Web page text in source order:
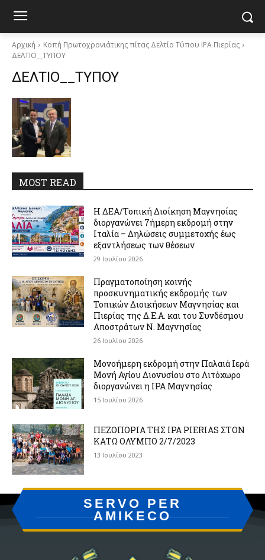
Αρχική
Κοπή Πρωτοχρονιάτικης πίτας Δελτίο Τύπου IPA Πιερίας
ΔΕΛΤΙΟ__ΤΥΠΟΥ
ΔΕΛΤΙΟ__ΤΥΠΟΥ
MOST READ
Η ΔΕΑ/Τοπική Διοίκηση Μαγνησίας
διοργανώνει 7ήμερη εκδρομή στην
Ιταλία – Δηλώσεις συμμετοχής έως
εξαντλήσεως των θέσεων
29 Ιουλίου 2026
Πραγματοποίηση κοινής
προσκυνηματικής εκδρομής των
Τοπικών Διοικήσεων Μαγνησίας και
Πιερίας της Δ.Ε.Α. και του Συνδέσμου
Αποστράτων Ν. Μαγνησίας
26 Ιουλίου 2026
Μονοήμερη εκδρομή στην Παλαιά Ιερά
Μονή Αγίου Διονυσίου στο Λιτόχωρο
διοργανώνει η IPA Μαγνησίας
15 Ιουλίου 2026
ΠΕΖΟΠΟΡΙΑ ΤΗΣ IPA PIERIAS ΣΤΟΝ
ΚΑΤΩ ΟΛΥΜΠΟ 2/7/2023
13 Ιουλίου 2023
SERVO PER
AMIKECO